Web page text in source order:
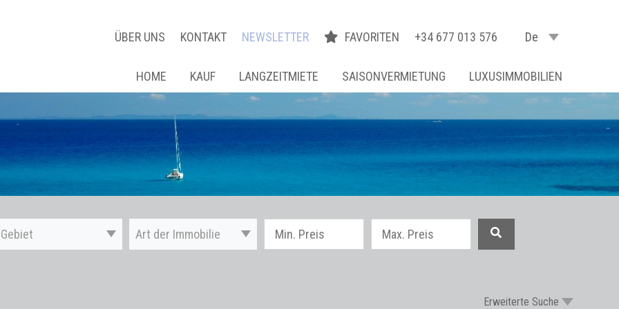
ÜBER UNS KONTAKT NEWSLETTER FAVORITEN +34 677 013 576 De
HOME KAUF LANGZEITMIETE SAISONVERMIETUNG LUXUSIMMOBILIEN
Gebiet Art der Immobilie
Erweiterte Suche